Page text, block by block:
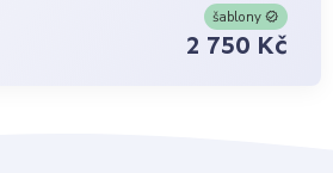
šablony
2 750 Kč